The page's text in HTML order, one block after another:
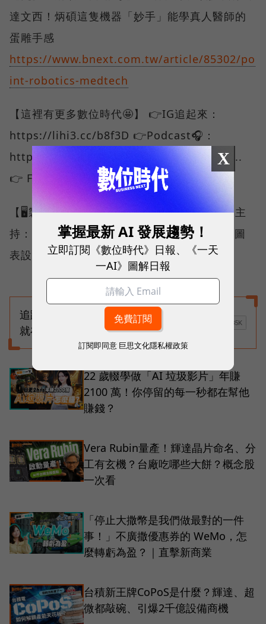
達文西！炳碩這隻機器「妙手」能學真人醫師的
蛋雕手感
https://www.bnext.com.tw/article/85302/po
int-robotics-medtech
【這裡有更多數位時代🤩】 👉IG追起來：
https://lihi3.cc/b8f3D 👉Podcast🎧：
https://podcasts.apple.com/us/podcast...
👉 Facebook：https://pse.is/5jkg9k
【🖥️製作團隊🎥】 製作人、節目企劃、腳本、主
持：蘇宇庭 美術設計：陳姿伶 攝影：張家毓 圖
表設計、剪輯、混音：傅婷鈺
追蹤更多《數位時代》影音新聞
就在
22 歲輟學做「AI 垃圾影片」年賺
2100 萬！你停留的每一秒都在幫他
賺錢？
Vera Rubin量產！輝達晶片命名、分
工有玄機？台廠吃哪些大餅？概念股
一次看
「停止大撒幣是我們做最對的一件
事！」不廣撒優惠券的 WeMo，怎
麼轉虧為盈？｜直擊新商業
台積新王牌CoPoS是什麼？輝達、超
微都敲碗、引爆2千億設備商機
X
掌握最新 AI 發展趨勢！
立即訂閱《數位時代》日報、《一天
一AI》圖解日報
訂閱即同意 巨思文化隱私權政策